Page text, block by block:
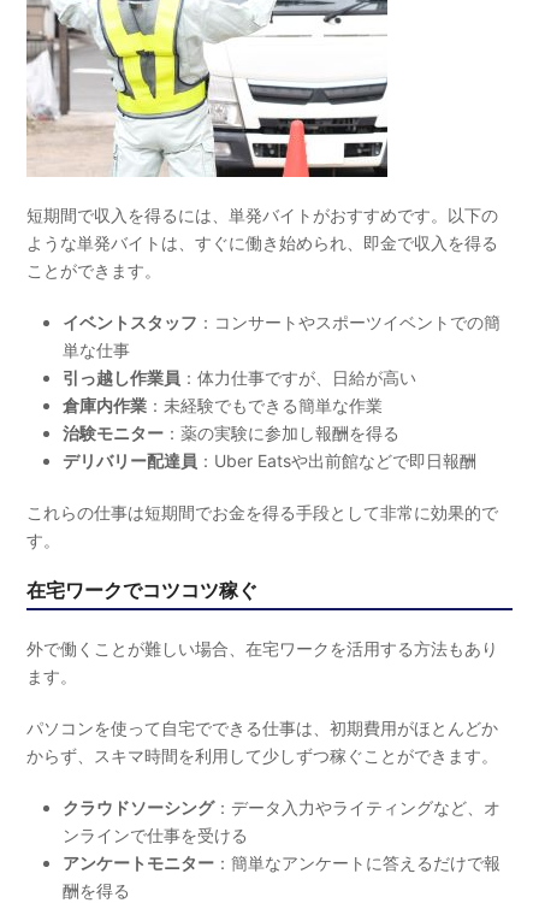
短期間で収入を得るには、単発バイトがおすすめです。以下の
ような単発バイトは、すぐに働き始められ、即金で収入を得る
ことができます。
イベントスタッフ ：コンサートやスポーツイベントでの簡
単な仕事
引っ越し作業員 ：体力仕事ですが、日給が高い
倉庫内作業 ：未経験でもできる簡単な作業
治験モニター ：薬の実験に参加し報酬を得る
デリバリー配達員 ：Uber Eatsや出前館などで即日報酬
これらの仕事は短期間でお金を得る手段として非常に効果的で
す。
在宅ワークでコツコツ稼ぐ
外で働くことが難しい場合、在宅ワークを活用する方法もあり
ます。
パソコンを使って自宅でできる仕事は、初期費用がほとんどか
からず、スキマ時間を利用して少しずつ稼ぐことができます。
クラウドソーシング：データ入力やライティングなど、オ
ンラインで仕事を受ける
アンケートモニター ：簡単なアンケートに答えるだけで報
酬を得る